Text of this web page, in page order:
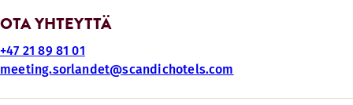
OTA YHTEYTTÄ
+47 21 89 81 01
meeting.sorlandet@scandichotels.com